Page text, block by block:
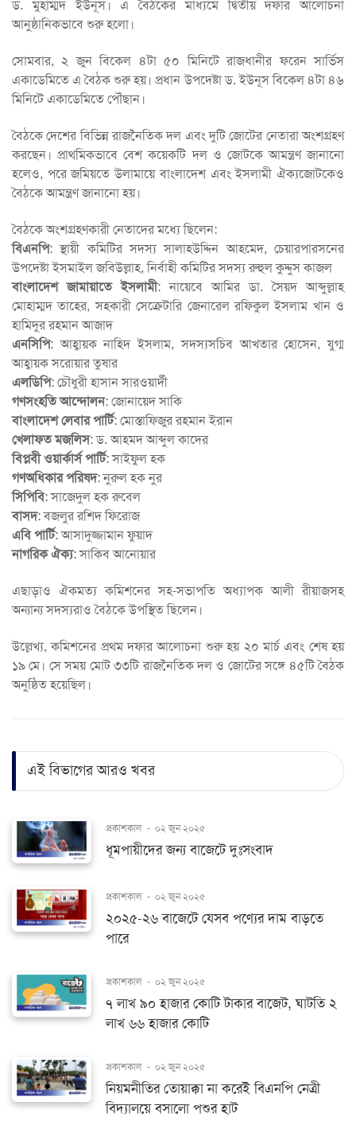
ড. মুহাম্মদ ইউনূস। এ বৈঠকের মাধ্যমে দ্বিতীয় দফার আলোচনা
আনুষ্ঠানিকভাবে শুরু হলো।
সোমবার, ২ জুন বিকেল ৪টা ৫০ মিনিটে রাজধানীর ফরেন সার্ভিস
একাডেমিতে এ বৈঠক শুরু হয়। প্রধান উপদেষ্টা ড. ইউনূস বিকেল ৪টা ৪৬
মিনিটে একাডেমিতে পৌঁছান।
বৈঠকে দেশের বিভিন্ন রাজনৈতিক দল এবং দুটি জোটের নেতারা অংশগ্রহণ
করছেন। প্রাথমিকভাবে বেশ কয়েকটি দল ও জোটকে আমন্ত্রণ জানানো
হলেও, পরে জমিয়তে উলামায়ে বাংলাদেশ এবং ইসলামী ঐক্যজোটকেও
বৈঠকে আমন্ত্রণ জানানো হয়।
বৈঠকে অংশগ্রহণকারী নেতাদের মধ্যে ছিলেন:
বিএনপি: স্থায়ী কমিটির সদস্য সালাহউদ্দিন আহমেদ, চেয়ারপারসনের
উপদেষ্টা ইসমাইল জবিউল্লাহ, নির্বাহী কমিটির সদস্য রুহুল কুদ্দুস কাজল
বাংলাদেশ জামায়াতে ইসলামী: নায়েবে আমির ডা. সৈয়দ আব্দুল্লাহ
মোহাম্মদ তাহের, সহকারী সেক্রেটারি জেনারেল রফিকুল ইসলাম খান ও
হামিদুর রহমান আজাদ
এনসিপি: আহ্বায়ক নাহিদ ইসলাম, সদস্যসচিব আখতার হোসেন, যুগ্ম
আহ্বায়ক সরোয়ার তুষার
এলডিপি: চৌধুরী হাসান সারওয়ার্দী
গণসংহতি আন্দোলন: জোনায়েদ সাকি
বাংলাদেশ লেবার পার্টি: মোস্তাফিজুর রহমান ইরান
খেলাফত মজলিস: ড. আহমদ আব্দুল কাদের
বিপ্লবী ওয়ার্কার্স পার্টি: সাইফুল হক
গণঅধিকার পরিষদ: নুরুল হক নুর
সিপিবি: সাজেদুল হক রুবেল
বাসদ: বজলুর রশিদ ফিরোজ
এবি পার্টি: আসাদুজ্জামান ফুয়াদ
নাগরিক ঐক্য: সাকিব আনোয়ার
এছাড়াও ঐকমত্য কমিশনের সহ-সভাপতি অধ্যাপক আলী রীয়াজসহ
অন্যান্য সদস্যরাও বৈঠকে উপস্থিত ছিলেন।
উল্লেখ্য, কমিশনের প্রথম দফার আলোচনা শুরু হয় ২০ মার্চ এবং শেষ হয়
১৯ মে। সে সময় মোট ৩৩টি রাজনৈতিক দল ও জোটের সঙ্গে ৪৫টি বৈঠক
অনুষ্ঠিত হয়েছিল।
এই বিভাগের আরও খবর
প্রকাশকাল - ০২ জুন ২০২৫
ধূমপায়ীদের জন্য বাজেটে দুঃসংবাদ
প্রকাশকাল - ০২ জুন ২০২৫
২০২৫-২৬ বাজেটে যেসব পণ্যের দাম বাড়তে
পারে
প্রকাশকাল - ০২ জুন ২০২৫
৭ লাখ ৯০ হাজার কোটি টাকার বাজেট, ঘাটতি ২
লাখ ৬৬ হাজার কোটি
প্রকাশকাল - ০২ জুন ২০২৫
নিয়মনীতির তোয়াক্কা না করেই বিএনপি নেত্রী
বিদ্যালয়ে বসালো পশুর হাট